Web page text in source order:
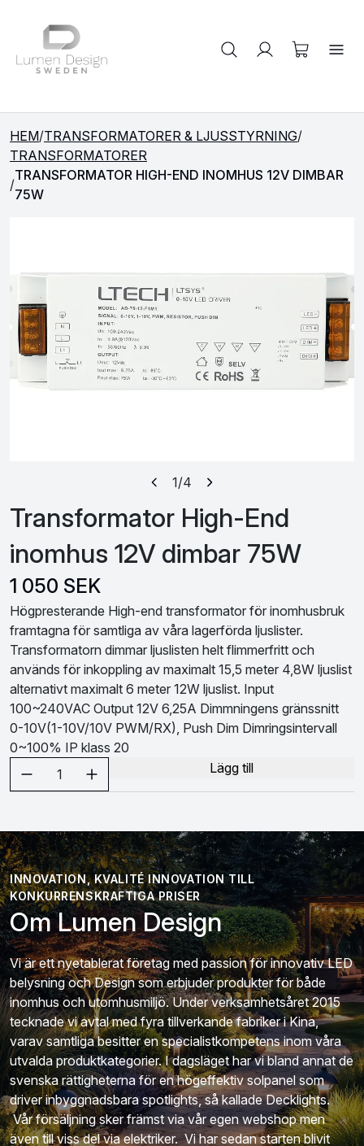
Sök på produkter
HEM/TRANSFORMATORER & LJUSSTYRNING/
TRANSFORMATORER
/
TRANSFORMATOR HIGH-END INOMHUS 12V DIMBAR
75W
1/4
Transformator High-End
inomhus 12V dimbar 75W
1 050 SEK
Högpresterande High-end transformator för inomhusbruk
framtagna för samtliga av våra lagerförda ljuslister.
Transformatorn dimmar ljuslisten helt flimmerfritt och
används för inkoppling av maximalt 15,5 meter 4,8W ljuslist
alternativt maximalt 6 meter 12W ljuslist. Input
100~240VAC Output 12V 6,25A Dimmningens gränssnitt
0-10V(1-10V/10V PWM/RX), Push Dim Dimringsintervall
0~100% IP klass 20
Välj antal1 Lägg till
INNOVATION, KVALITÉ INNOVATION TILL
KONKURRENSKRAFTIGA PRISER
Om Lumen Design
Vi är ett nyetablerat företag med passion för innovativ LED
belysning och Design som erbjuder produkter för både
inomhus och utomhusmiljö. Under verksamhetsåret 2015
tecknade vi avtal med fyra tillverkande fabriker i Kina,
varav samtliga besitter en specialistkompetens inom våra
utvalda produktkategorier. I dagsläget har vi bland annat de
svenska rättigheterna för en högeffektiv solpanel som
driver inbyggnadsbara spotlights, så kallade Decklights.
Vår försäljning sker främst via vår egen webshop men
även till viss del via elektriker. Vi har sedan starten blivit